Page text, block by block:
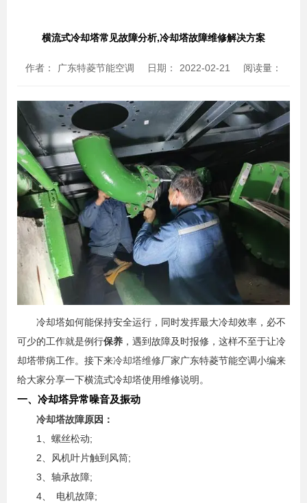
横流式冷却塔常见故障分析,冷却塔故障维修解决方案
作者： 广东特菱节能空调 日期： 2022-02-21 阅读量：
冷却塔如何能保持安全运行，同时发挥最大冷却效率，必不
可少的工作就是例行保养 ，遇到故障及时报修，这样不至于让冷
却塔带病工作。接下来冷却塔维修厂家广东特菱节能空调小编来
给大家分享一下横流式冷却塔使用维修说明。
一、冷却塔异常噪音及振动
冷却塔故障原因：
1、螺丝松动;
2、风机叶片触到风筒;
3、轴承故障;
4、 电机故障;